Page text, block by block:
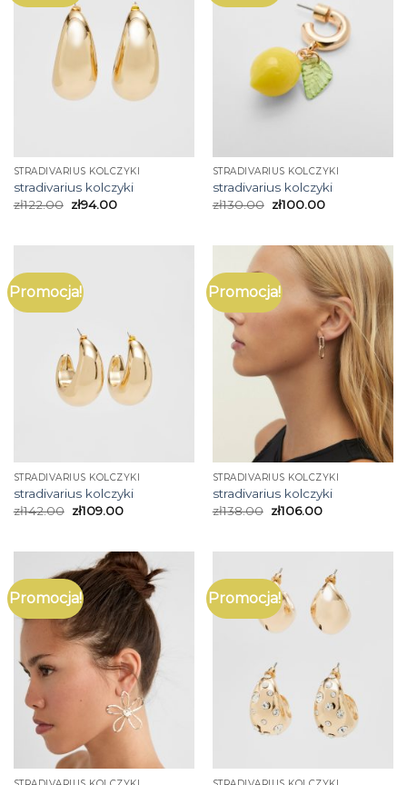
STRADIVARIUS KOLCZYKI
stradivarius kolczyki
zł122.00 zł94.00
STRADIVARIUS KOLCZYKI
stradivarius kolczyki
zł130.00 zł100.00
Promocja!
STRADIVARIUS KOLCZYKI
stradivarius kolczyki
zł142.00 zł109.00
Promocja!
STRADIVARIUS KOLCZYKI
stradivarius kolczyki
zł138.00 zł106.00
Promocja! Promocja!